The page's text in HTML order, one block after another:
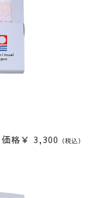
価格￥ 3,300 （税込）